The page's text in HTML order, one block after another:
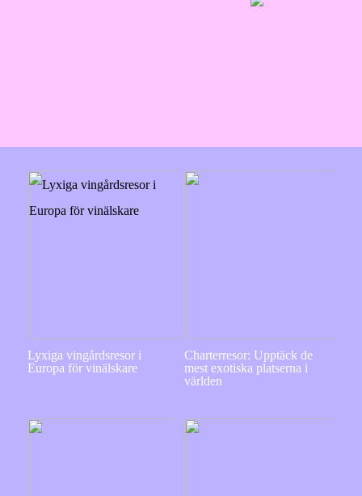
Lyxiga vingårdsresor i
Europa för vinälskare
Charterresor: Upptäck de
mest exotiska platserna i
världen